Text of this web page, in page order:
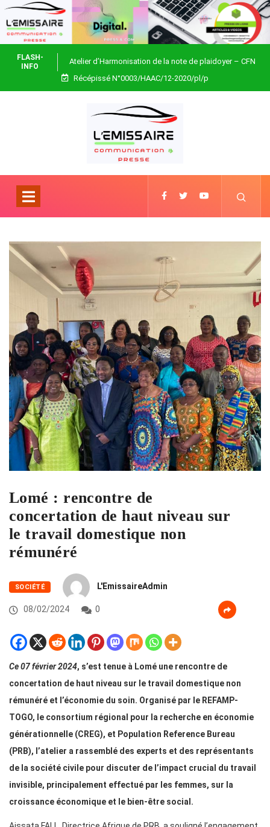
FLASH-
INFO
Atelier d’Harmonisation de la note de plaidoyer – CFN
Togo
Récépissé N°0003/HAAC/12-2020/pl/p
Lomé : rencontre de
concertation de haut niveau sur
le travail domestique non
rémunéré
SOCIÉTÉ L'EmissaireAdmin
08/02/2024 0
Ce 07 février 2024, s’est tenue à Lomé une rencontre de
concertation de haut niveau sur le travail domestique non
rémunéré et l’économie du soin. Organisé par le REFAMP-
TOGO, le consortium régional pour la recherche en économie
générationnelle (CREG), et Population Reference Bureau
(PRB), l’atelier a rassemblé des experts et des représentants
de la société civile pour discuter de l’impact crucial du travail
invisible, principalement effectué par les femmes, sur la
croissance économique et le bien-être social.